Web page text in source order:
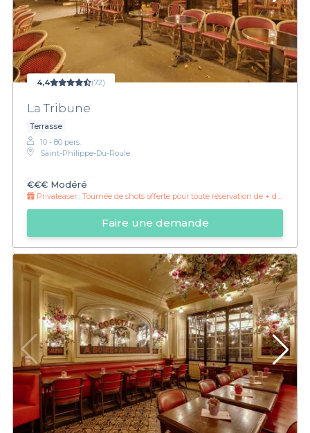
4,4 (72)
La Tribune
Terrasse
10 - 80 pers.
Saint-Philippe-Du-Roule
€€€ Modéré
Privateaser : Tournée de shots offerte pour toute réservation de + de 30 personnes
Faire une demande